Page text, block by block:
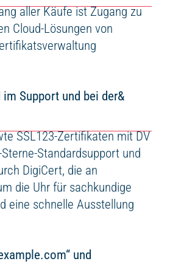
aller Käufe ist Zugang zu
Cloud-Lösungen von
Support und bei der&
SSL123-Zertifikaten mit DV
Standardsupport und
DigiCert, die an
die Uhr für sachkundige
eine schnelle Ausstellung
und